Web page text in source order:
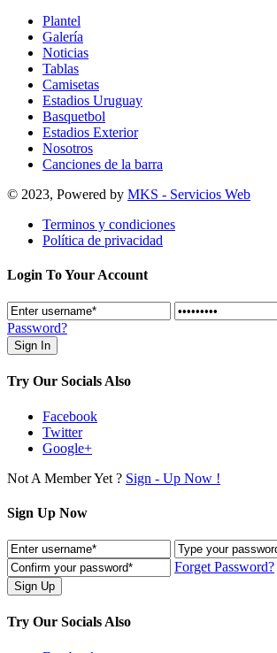
Plantel
Galería
Noticias
Tablas
Camisetas
Estadios Uruguay
Basquetbol
Estadios Exterior
Nosotros
Canciones de la barra
© 2023, Powered by MKS - Servicios Web
Terminos y condiciones
Política de privacidad
Login To Your Account
Password?
Try Our Socials Also
Facebook
Twitter
Google+
Not A Member Yet ? Sign - Up Now !
Sign Up Now
Forget Password?
Try Our Socials Also